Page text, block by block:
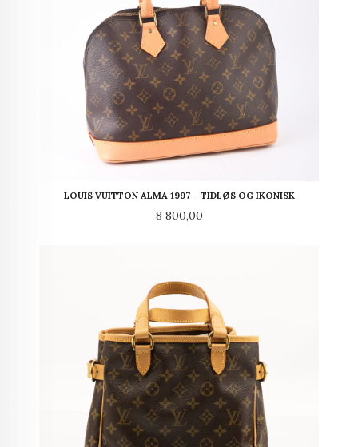
LOUIS VUITTON ALMA 1997 – TIDLØS OG IKONISK
Pris
8 800,00